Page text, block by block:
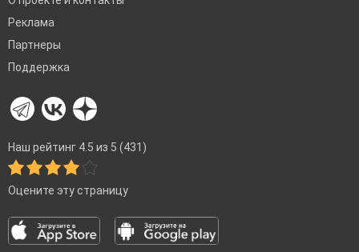
Реклама
Партнеры
Поддержка
Наш рейтинг 4.5 из 5 (431)
Оцените эту страницу